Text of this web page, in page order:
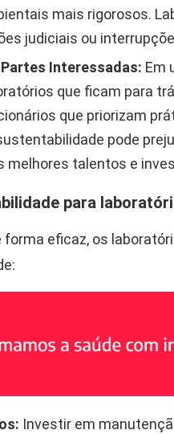
mais rigorosos.
judiciais ou
Interessadas: Em
que ficam para
que priorizam
pode
melhores talentos e
para
eficaz, os
Investir em